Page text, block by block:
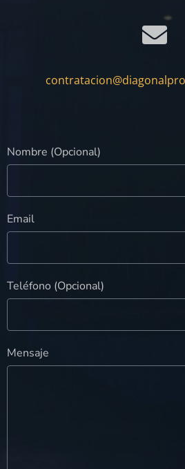
Nombre (Opcional)
Email
Teléfono (Opcional)
Mensaje